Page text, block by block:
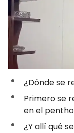
¿Dónde se
Primero se
en el
¿Y allí qué